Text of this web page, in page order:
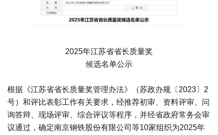
2025年江苏省省长质量奖
候选名单公示
根据《江苏省省长质量奖管理办法》（苏政办规〔2023〕2
号）和评比表彰工作有关要求，经推荐初审、资料评审、问
询答辩、现场评审、综合评议等程序，并经省政府常务会审
议通过，确定南京钢铁股份有限公司等10家组织为2025年